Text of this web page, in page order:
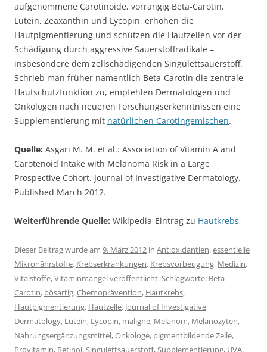
aufgenommene Carotinoide, vorrangig Beta-Carotin,
Lutein, Zeaxanthin und Lycopin, erhöhen die
Hautpigmentierung und schützen die Hautzellen vor der
Schädigung durch aggressive Sauerstoffradikale –
insbesondere dem zellschädigenden Singulettsauerstoff.
Schrieb man früher namentlich Beta-Carotin die zentrale
Hautschutzfunktion zu, empfehlen Dermatologen und
Onkologen nach neueren Forschungserkenntnissen eine
Supplementierung mit natürlichen Carotingemischen.
Quelle: Asgari M. M. et al.: Association of Vitamin A and
Carotenoid Intake with Melanoma Risk in a Large
Prospective Cohort. Journal of Investigative Dermatology.
Published March 2012.
Weiterführende Quelle: Wikipedia-Eintrag zu Hautkrebs
Dieser Beitrag wurde am 9. März 2012 in Antioxidantien,essentielle
Mikronährstoffe, Krebserkrankungen, Krebsvorbeugung, Medizin,
Vitalstoffe,Vitaminmangelveröffentlicht. Schlagworte: Beta-
Carotin, bösartig,Chemoprävention, Hautkrebs,
Hautpigmentierung, Hautzelle, Journal of Investigative
Dermatology, Lutein, Lycopin, maligne, Melanom, Melanozyten,
Nahrungsergänzungsmittel,Onkologe, pigmentbildende Zelle,